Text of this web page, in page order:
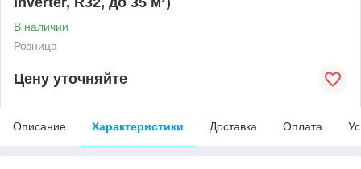
В наличии
Розница
Цену уточняйте
Описание Характеристики Доставка Оплата